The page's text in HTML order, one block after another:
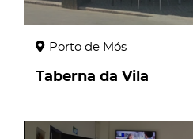
Porto de Mós
Taberna da Vila
page